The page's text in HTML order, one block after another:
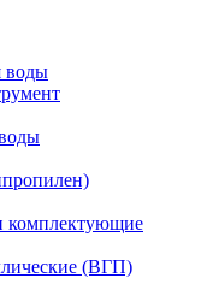
воды
комплектующие
(ВГП)